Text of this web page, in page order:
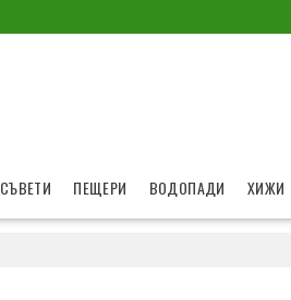
СЪВЕТИ ПЕЩЕРИ ВОДОПАДИ ХИЖИ